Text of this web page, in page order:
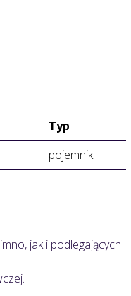
Typ
pojemnik
jak i podlegających